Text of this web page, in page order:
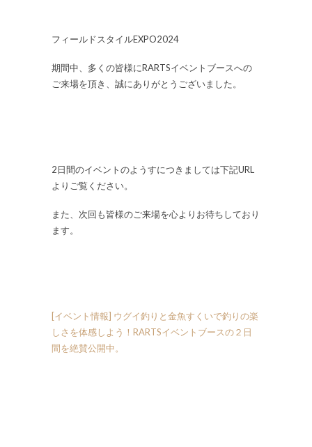
フィールドスタイルEXPO2024
期間中、多くの皆様にRARTSイベントブースへの
ご来場を頂き、誠にありがとうございました。
2日間のイベントのようすにつきましては下記URL
よりご覧ください。
また、次回も皆様のご来場を心よりお待ちしており
ます。
[イベント情報] ウグイ釣りと金魚すくいで釣りの楽
しさを体感しよう！RARTSイベントブースの２日
間を絶賛公開中。